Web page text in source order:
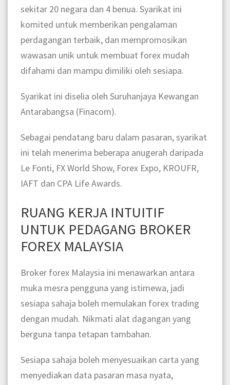
sekitar 20 negara dan 4 benua. Syarikat ini
komited untuk memberikan pengalaman
perdagangan terbaik, dan mempromosikan
wawasan unik untuk membuat forex mudah
difahami dan mampu dimiliki oleh sesiapa.
Syarikat ini diselia oleh Suruhanjaya Kewangan
Antarabangsa (Finacom).
Sebagai pendatang baru dalam pasaran, syarikat
ini telah menerima beberapa anugerah daripada
Le Fonti, FX World Show, Forex Expo, KROUFR,
IAFT dan CPA Life Awards.
RUANG KERJA INTUITIF
UNTUK PEDAGANG BROKER
FOREX MALAYSIA
Broker forex Malaysia ini menawarkan antara
muka mesra pengguna yang istimewa, jadi
sesiapa sahaja boleh memulakan forex trading
dengan mudah. Nikmati alat dagangan yang
berguna tanpa tetapan tambahan.
Sesiapa sahaja boleh menyesuaikan carta yang
menyediakan data pasaran masa nyata,